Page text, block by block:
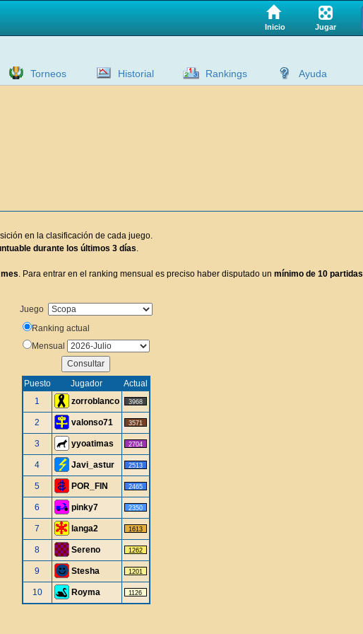
Inicio Jugar
Torneos Historial Rankings Ayuda
en la clasificación de cada juego.
durante los últimos 3 días.
. Para entrar en el ranking mensual es preciso haber disputado un mínimo de 10 partidas
Juego
Ranking actual
Mensual
Puesto Jugador
Actual
1
zorroblanco 3968
2 valonso71 3571
3 yyoatimas 2704
4 Javi_astur 2513
5 POR_FIN 2465
6 pinky7 2350
7 langa2 1613
8 Sereno 1262
9 Stesha 1201
10 Royma 1126